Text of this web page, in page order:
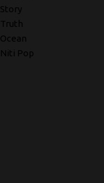
Story
Truth
Ocean
Niti Pop